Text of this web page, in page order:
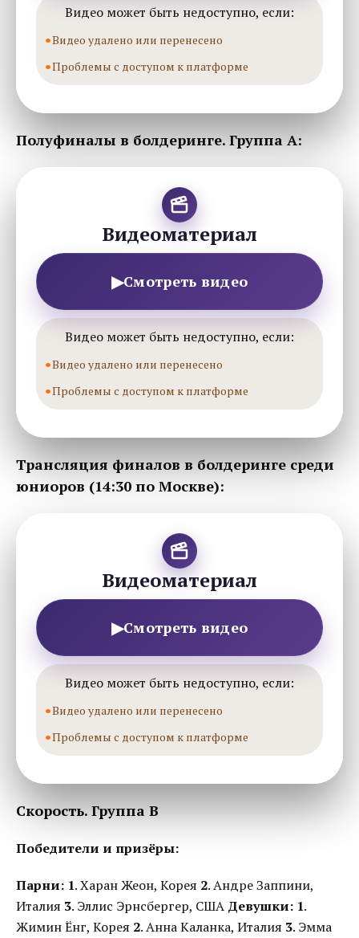
Видео может быть недоступно, если:
Видео удалено или перенесено
Проблемы с доступом к платформе
Полуфиналы в болдеринге. Группа А:
Видеоматериал
▶Смотреть видео
Видео может быть недоступно, если:
Видео удалено или перенесено
Проблемы с доступом к платформе
Трансляция финалов в болдеринге среди
юниоров (14:30 по Москве):
Видеоматериал
▶Смотреть видео
Видео может быть недоступно, если:
Видео удалено или перенесено
Проблемы с доступом к платформе
Скорость. Группа B
Победители и призёры:
Парни: 1. Харан Жеон, Корея 2. Андре Заппини,
Италия 3. Эллис Эрнсбергер, США Девушки: 1.
Жимин Ёнг, Корея 2. Анна Каланка, Италия 3. Эмма